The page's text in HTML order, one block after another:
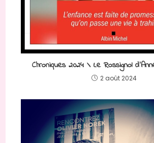
Chroniques 2024 \ Le Rossignol
2 août 2024